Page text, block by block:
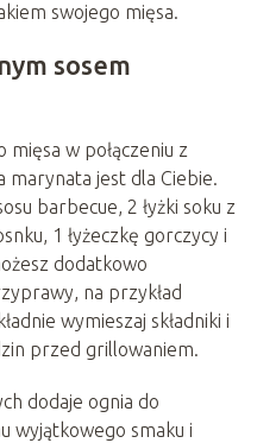
swojego mięsa.
sosem
w połączeniu z
marynata jest dla Ciebie.
barbecue, 2 łyżki soku z
1 łyżeczkę gorczycy i
dodatkowo
na przykład
wymieszaj składniki i
przed grillowaniem.
dodaje ognia do
wyjątkowego smaku i